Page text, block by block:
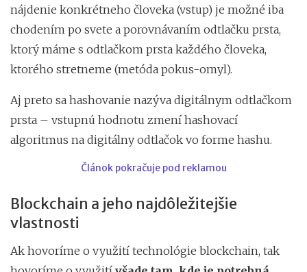
nájdenie konkrétneho človeka (vstup) je možné iba
chodením po svete a porovnávaním odtlačku prsta,
ktorý máme s odtlačkom prsta každého človeka,
ktorého stretneme (metóda pokus-omyl).
Aj preto sa hashovanie nazýva digitálnym odtlačkom
prsta – vstupnú hodnotu zmení hashovací
algoritmus na digitálny odtlačok vo forme hashu.
Článok pokračuje pod reklamou
Blockchain a jeho najdôležitejšie
vlastnosti
Ak hovoríme o využití technológie blockchain, tak